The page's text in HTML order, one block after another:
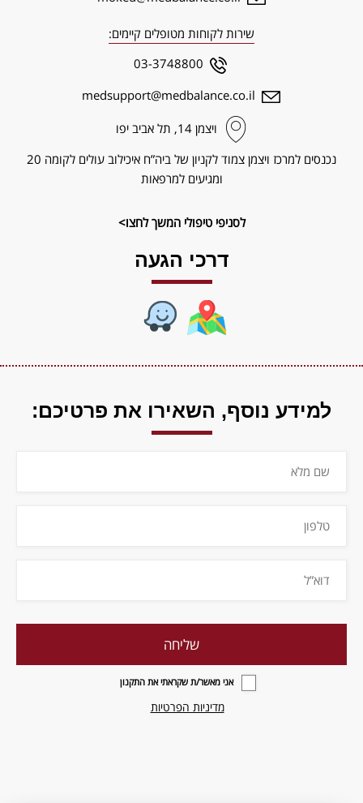
שירות לקוחות מטופלים קיימים:
03-3748800
medsupport@medbalance.co.il
ויצמן‬ 14, תל אביב יפו
נכנסים למרכז ויצמן צמוד לקניון של ביה”ח איכילוב עולים לקומה 20
ומגיעים למרפאות
לסניפי טיפולי המשך לחצו>
דרכי הגעה
למידע נוסף, השאירו את פרטיכם:
אני מאשר/ת שקראתי את התקנון
מדיניות הפרטיות